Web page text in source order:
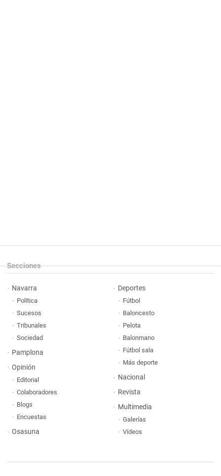
Secciones
Navarra
Política
Sucesos
Tribunales
Sociedad
Pamplona
Opinión
Editorial
Colaboradores
Blogs
Encuestas
Osasuna
Deportes
Fútbol
Baloncesto
Pelota
Balonmano
Fútbol sala
Más deporte
Nacional
Revista
Multimedia
Galerías
Vídeos